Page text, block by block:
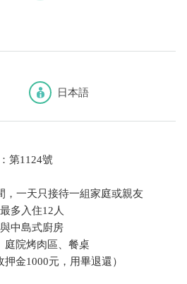
日本語
第1124號
，一天只接待一組家庭或親友
多入住12人
中島式廚房
庭院烤肉區、餐桌
金1000元，用畢退還）